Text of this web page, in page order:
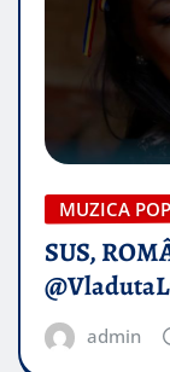
MUZICA
SUS,
admin